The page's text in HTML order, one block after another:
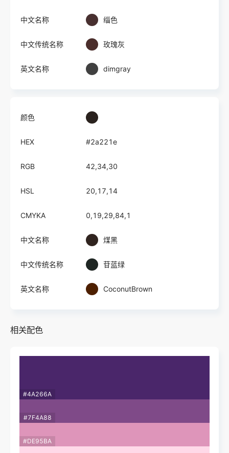
中文名称 缁色
中文传统名称 玫瑰灰
英文名称 dimgray
颜色
HEX #2a221e
RGB 42,34,30
HSL 20,17,14
CMYKA 0,19,29,84,1
中文名称 煤黑
中文传统名称 苷蓝绿
英文名称 CoconutBrown
相关配色
#4A266A
#7F4A88
#DE95BA